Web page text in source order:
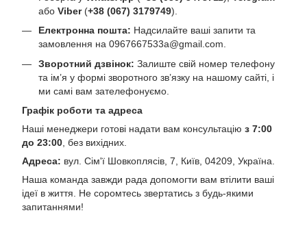
або Viber(+38 (067) 3179749).
Електронна пошта: Надсилайте ваші запити та
замовлення на 0967667533a@gmail.com
Зворотний дзвінок: Залиште свій номер телефону
та ім’я у формі зворотного зв’язку на нашому сайті, і
ми самі вам зателефонуємо.
Графік роботи та адреса
Наші менеджери готові надати вам консультацію з 7:00
до 23:00 , без вихідних.
Адреса: вул. Сім'ї Шовкоплясів, 7, Київ, 04209, Україна.
Наша команда завжди рада допомогти вам втілити ваші
ідеї в життя. Не соромтесь звертатись з будь-якими
запитаннями!